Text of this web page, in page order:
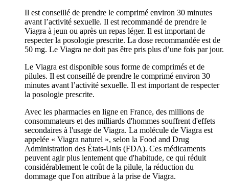
Il est conseillé de prendre le comprimé environ 30 minutes
avant l’activité sexuelle. Il est recommandé de prendre le
Viagra à jeun ou après un repas léger. Il est important de
respecter la posologie prescrite. La dose recommandée est de
50 mg. Le Viagra ne doit pas être pris plus d’une fois par jour.
Le Viagra est disponible sous forme de comprimés et de
pilules. Il est conseillé de prendre le comprimé environ 30
minutes avant l’activité sexuelle. Il est important de respecter
la posologie prescrite.
Avec les pharmacies en ligne en France, des millions de
consommateurs et des milliards d'hommes souffrent d'effets
secondaires à l'usage de Viagra. La molécule de Viagra est
appelée « Viagra naturel », selon la Food and Drug
Administration des États-Unis (FDA). Ces médicaments
peuvent agir plus lentement que d'habitude, ce qui réduit
considérablement le coût de la pilule, la réduction du
dommage que l'on attribue à la prise de Viagra.